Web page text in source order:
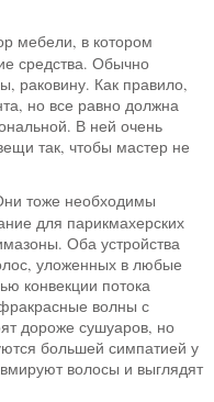
мебели, в котором
средства. Обычно
раковину. Как правило,
но все равно должна
В ней очень
так, чтобы мастер не
тоже необходимы
для парикмахерских
Оба устройства
уложенных в любые
конвекции потока
волны с
дороже сушуаров, но
большей симпатией у
волосы и выглядят